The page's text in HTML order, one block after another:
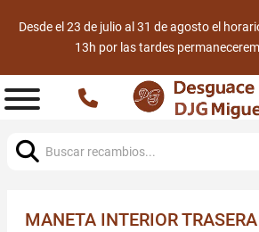
Desde el 23 de julio al 31 de agosto el
13h por las tardes
MANETA INTERIOR